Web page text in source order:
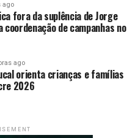
ago
fora da suplência de Jorge
coordenação de campanhas no
ago
orienta crianças e famílias
2026